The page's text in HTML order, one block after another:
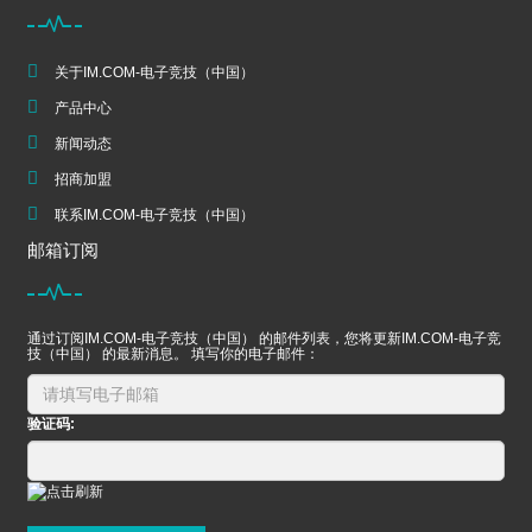
关于IM.COM-电子竞技（中国）
产品中心
新闻动态
招商加盟
联系IM.COM-电子竞技（中国）
邮箱订阅
通过订阅IM.COM-电子竞技（中国） 的邮件列表，您将更新IM.COM-电子竞
技（中国） 的最新消息。 填写你的电子邮件：
验证码: